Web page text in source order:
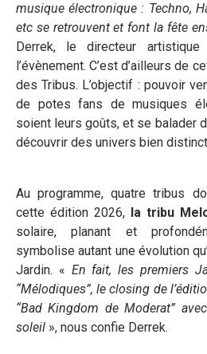
musique électronique : Techno,
etc se retrouvent et font la fête
Derrek, le directeur
l’évènement. C’est d’ailleurs de
des Tribus. L’objectif : pouvoir
de potes fans de musiques
soient leurs goûts, et se balader
découvrir des univers bien
Au programme, quatre tribus
cette édition 2026,
la tribu
solaire, planant et
symbolise autant une évolution
Jardin. « En fait, les premiers
“Mélodiques”, le closing de
“Bad Kingdom de Moderat”
soleil », nous confie Derrek.